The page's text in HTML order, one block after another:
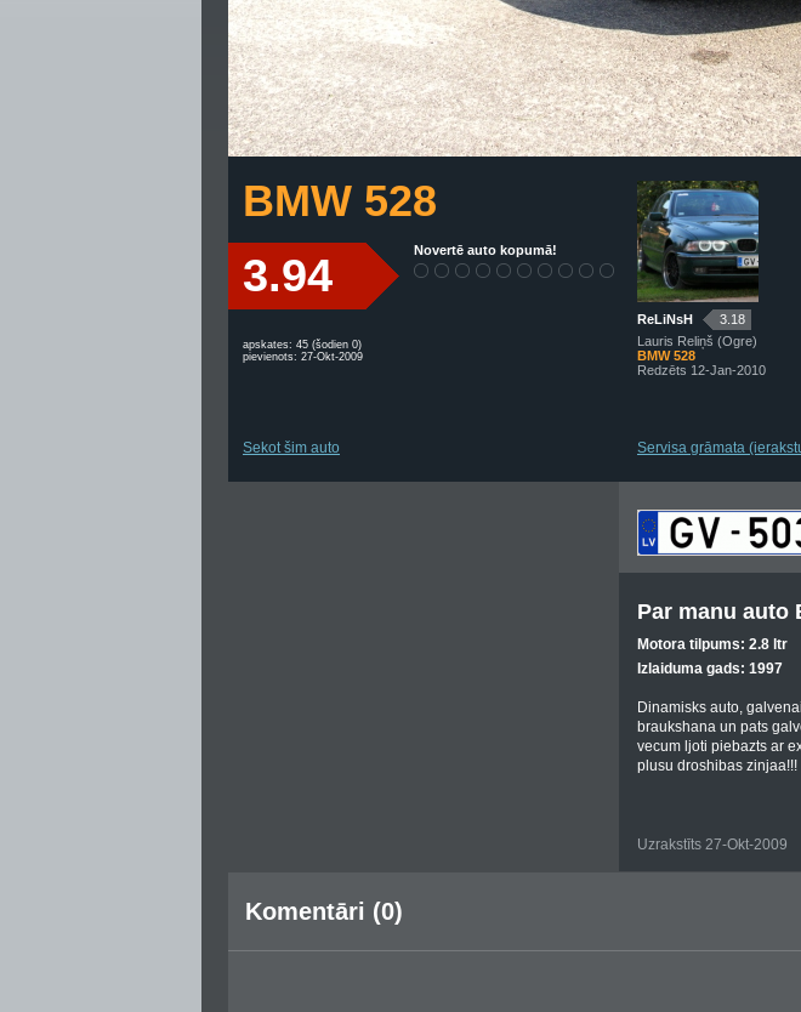
BMW 528
3.94 Novertē auto kopumā!
apskates: 45 (šodien 0)
pievienots: 27-Okt-2009
Sekot šim auto
ReLiNsH
3.18
Lauris Reliņš (Ogre)
BMW 528
Redzēts 12-Jan-2010
Servisa grāmata
Par manu auto
Motora tilpums: 2.8 ltr
Izlaiduma gads: 1997
Dinamisks auto,
braukshana un pats
vecum ljoti piebazts ar
plusu droshibas zinjaa!!!
Uzrakstīts 27-Okt-2009
Komentāri (0)